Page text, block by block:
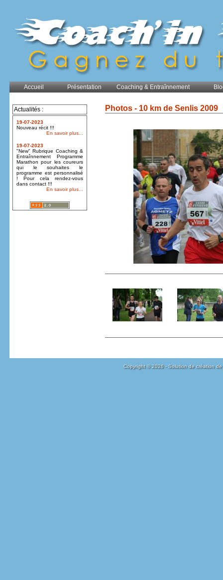
Accueil Présentation Coaching & Entraînnement
Actualités :
19-07-2023
Nouveau récit !!!
En savoir plus...
19-07-2023
"New" Rubrique Coaching &
Entraînnement Programme
Marathon pour les coureurs
qui le souhaites le
programme est personnalisé
! Pour cela rendez-vous
dans contact !!!
En savoir plus...
Photos - 10 km de Senlis 2009
Copyright © 2026 - Solution de création